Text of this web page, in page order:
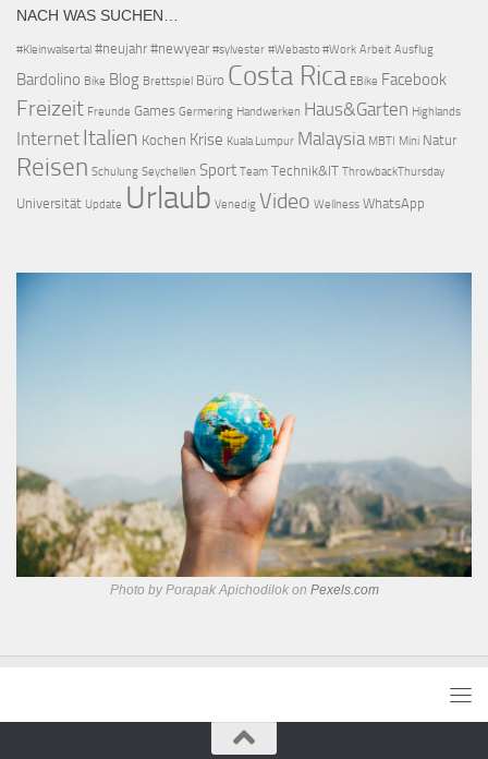
NACH WAS SUCHEN…
#Kleinwalsertal #neujahr #newyear #sylvester #Webasto #Work Arbeit Ausflug
Bardolino Bike Blog Brettspiel Büro Costa Rica EBike Facebook
Freizeit Freunde Games Germering Handwerken Haus&Garten Highlands
Internet Italien Kochen Krise Kuala Lumpur Malaysia MBTI Mini Natur
Reisen Schulung Seychellen Sport Team Technik&IT ThrowbackThursday
Universität Update Urlaub Venedig Video Wellness WhatsApp
Photo by Porapak Apichodilok on Pexels.com